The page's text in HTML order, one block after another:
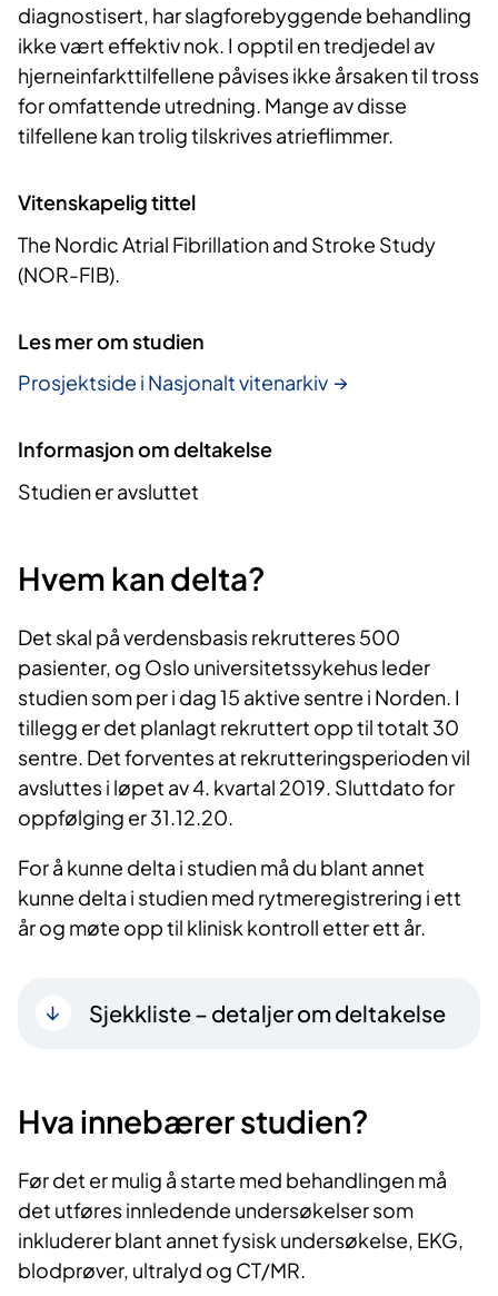
diagnostisert, har slagforebyggende behandling
ikke vært effektiv nok. I opptil en tredjedel av
hjerneinfarkttilfellene påvises ikke årsaken til tross
for omfattende utredning. Mange av disse
tilfellene kan trolig tilskrives atrieflimmer.
Vitenskapelig tittel
The Nordic Atrial Fibrillation and Stroke Study
(NOR-FIB).
Les mer om studien
Prosjektside i Nasjonalt vitenarkiv
Informasjon om deltakelse
Studien er avsluttet
Hvem kan delta?
Det skal på verdensbasis rekrutteres 500
pasienter, og Oslo universitetssykehus leder
studien som per i dag 15 aktive sentre i Norden. I
tillegg er det planlagt rekruttert opp til totalt 30
sentre. Det forventes at rekrutteringsperioden vil
avsluttes i løpet av 4. kvartal 2019. Sluttdato for
oppfølging er 31.12.20.
For å kunne delta i studien må du blant annet
kunne delta i studien med rytmeregistrering i ett
år og møte opp til klinisk kontroll etter ett år.
Sjekkliste – detaljer om deltakelse
Hva innebærer studien?
Før det er mulig å starte med behandlingen må
det utføres innledende undersøkelser som
inkluderer blant annet fysisk undersøkelse, EKG,
blodprøver, ultralyd og CT/MR.